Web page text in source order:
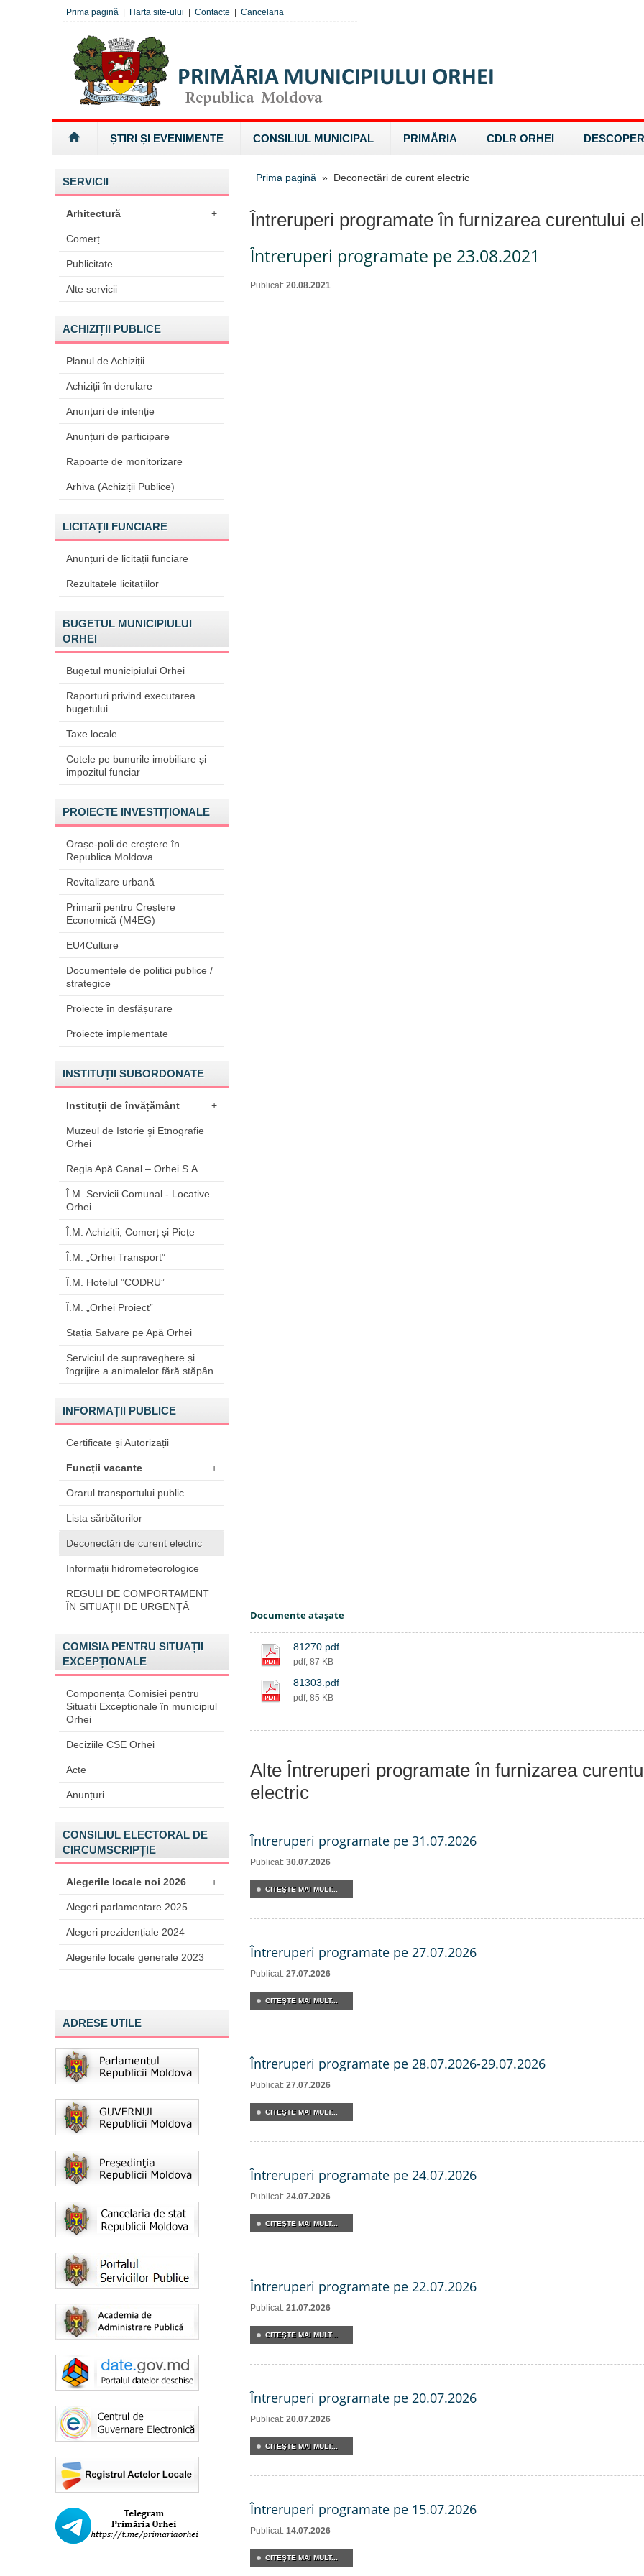
Prima pagină Harta site-ului Contacte Cancelaria
ȘTIRI ȘI EVENIMENTE CONSILIUL MUNICIPAL PRIMĂRIA CDLR ORHEI
SERVICII
Arhitectură +
Comerț
Publicitate
Alte servicii
ACHIZIȚII PUBLICE
Planul de Achiziții
Achiziții în derulare
Anunțuri de intenție
Anunțuri de participare
Rapoarte de monitorizare
Arhiva (Achiziții Publice)
LICITAȚII FUNCIARE
Anunțuri de licitații funciare
Rezultatele licitațiilor
BUGETUL MUNICIPIULUI
ORHEI
Bugetul municipiului Orhei
Raporturi privind executarea
bugetului
Taxe locale
Cotele pe bunurile imobiliare și
impozitul funciar
PROIECTE INVESTIȚIONALE
Orașe-poli de creștere în
Republica Moldova
Revitalizare urbană
Primarii pentru Creștere
Economică (M4EG)
EU4Culture
Documentele de politici publice /
strategice
Proiecte în desfășurare
Proiecte implementate
INSTITUȚII SUBORDONATE
Instituții de învățământ +
Muzeul de Istorie şi Etnografie
Orhei
Regia Apă Canal – Orhei S.A.
Î.M. Servicii Comunal - Locative
Orhei
Î.M. Achiziții, Comerț și Piețe
Î.M. „Orhei Transport”
Î.M. Hotelul ”CODRU”
Î.M. „Orhei Proiect”
Stația Salvare pe Apă Orhei
Serviciul de supraveghere și
îngrijire a animalelor fără stăpân
INFORMAȚII PUBLICE
Certificate și Autorizații
Funcții vacante +
Orarul transportului public
Lista sărbătorilor
Deconectări de curent electric
Informații hidrometeorologice
REGULI DE COMPORTAMENT
ÎN SITUAŢII DE URGENŢĂ
COMISIA PENTRU SITUAȚII
EXCEPȚIONALE
Componența Comisiei pentru
Situații Excepționale în municipiul
Orhei
Deciziile CSE Orhei
Acte
Anunțuri
CONSILIUL ELECTORAL DE
CIRCUMSCRIPȚIE
Alegerile locale noi 2026 +
Alegeri parlamentare 2025
Alegeri prezidențiale 2024
Alegerile locale generale 2023
ADRESE UTILE
Prima pagină » Deconectări de curent electric
Întreruperi programate în furnizarea curentului
Întreruperi programate pe 23.08.2021
Publicat: 20.08.2021
Documente ataşate
81270.pdf
pdf, 87 KB
81303.pdf
pdf, 85 KB
Alte Întreruperi programate în furnizarea
electric
Întreruperi programate pe 31.07.2026
Publicat: 30.07.2026
CITEŞTE MAI MULT...
Întreruperi programate pe 27.07.2026
Publicat: 27.07.2026
CITEŞTE MAI MULT...
Întreruperi programate pe 28.07.2026-29.07.2026
Publicat: 27.07.2026
CITEŞTE MAI MULT...
Întreruperi programate pe 24.07.2026
Publicat: 24.07.2026
CITEŞTE MAI MULT...
Întreruperi programate pe 22.07.2026
Publicat: 21.07.2026
CITEŞTE MAI MULT...
Întreruperi programate pe 20.07.2026
Publicat: 20.07.2026
CITEŞTE MAI MULT...
Întreruperi programate pe 15.07.2026
Publicat: 14.07.2026
CITEŞTE MAI MULT...